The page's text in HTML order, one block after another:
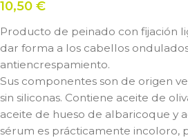
10,50 €
Producto de peinado con fijación
dar forma a los cabellos
antiencrespamiento.
Sus componentes son de origen
sin siliconas. Contiene aceite de
aceite de hueso de albaricoque y
sérum es prácticamente incoloro,